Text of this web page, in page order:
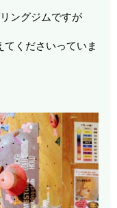
ングジムですが
くださいっていま